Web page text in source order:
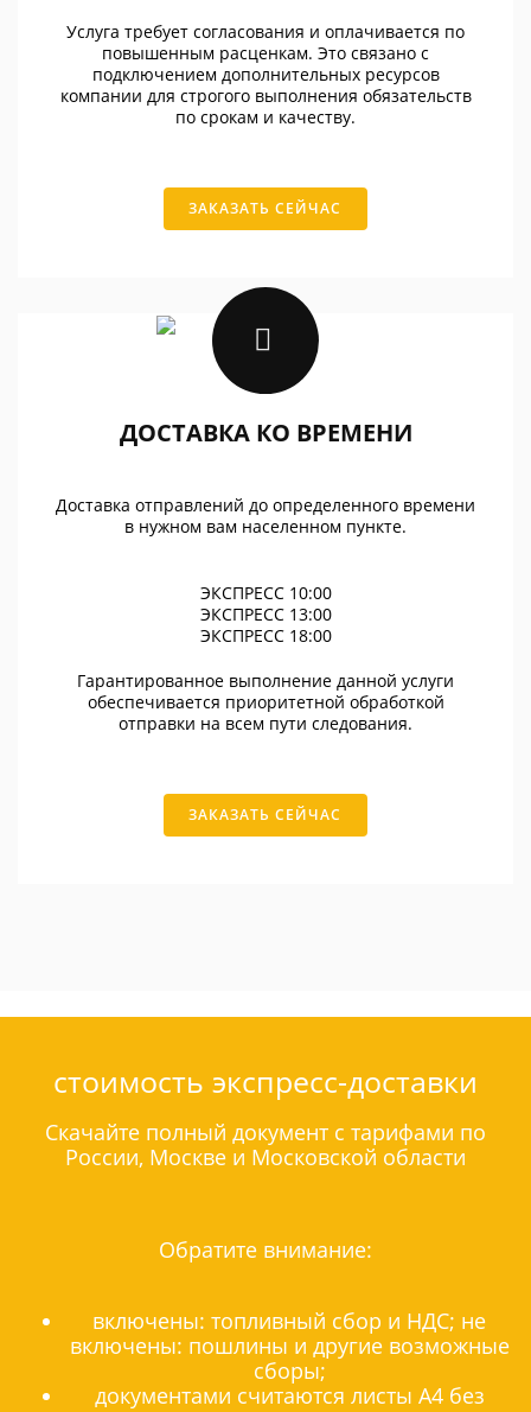
Услуга требует согласования и оплачивается по
повышенным расценкам. Это связано с
подключением дополнительных ресурсов
компании для строгого выполнения обязательств
по срокам и качеству.
ЗАКАЗАТЬ СЕЙЧАС
ДОСТАВКА КО ВРЕМЕНИ
Доставка отправлений до определенного времени
в нужном вам населенном пункте.
ЭКСПРЕСС 10:00
ЭКСПРЕСС 13:00
ЭКСПРЕСС 18:00
Гарантированное выполнение данной услуги
обеспечивается приоритетной обработкой
отправки на всем пути следования.
ЗАКАЗАТЬ СЕЙЧАС
стоимость экспресс-доставки
Скачайте полный документ с тарифами по
России, Москве и Московской области
Обратите внимание:
включены: топливный сбор и НДС; не
включены: пошлины и другие возможные
сборы;
документами считаются листы А4 без